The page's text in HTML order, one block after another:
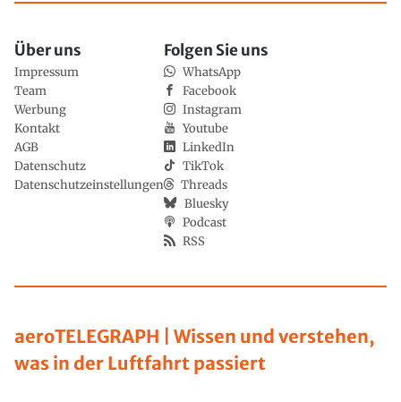
aeroTELEGRAPH | Wissen und verstehen,
was in der Luftfahrt passiert
Über uns
Impressum
Team
Werbung
Kontakt
AGB
Datenschutz
Datenschutzeinstellungen
Folgen Sie uns
WhatsApp
Facebook
Instagram
Youtube
LinkedIn
TikTok
Threads
Bluesky
Podcast
RSS